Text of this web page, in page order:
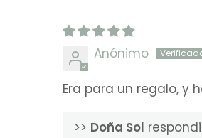
Anónimo
Era para un regalo, y
>> Doña Sol